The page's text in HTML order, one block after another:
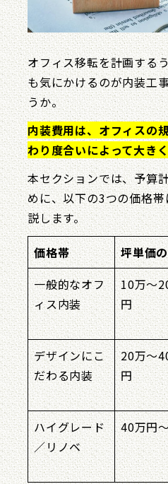
オフィス移転を計画する
も気にかけるのが内装工
うか。
内装費用は、オフィスの
わり度合いによって大き
本セクションでは、予算
めに、以下の3つの価格
説します。
価格帯 坪単価
一般的なオフ
ィス内装
10万〜
円
デザインにこ
だわる内装
20万〜
円
ハイグレード
／リノベ
40万円